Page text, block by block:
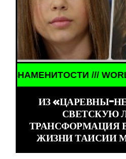
/// WORLD
ИЗ «ЦАРЕВНЫ-
СВЕТСКУЮ
ТРАНСФОРМАЦИЯ
ЖИЗНИ ТАИСИИ